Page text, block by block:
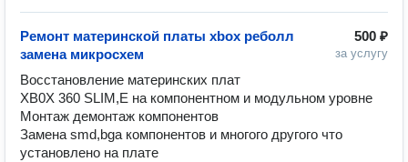
500 ₽
за услугу
Ремонт материнской платы xbox реболл
замена микросхем
Восстановление материнских плат
XB0X 360 SLIM,E на компонентном и модульном уровне
Монтаж демонтаж компонентов
Замена smd,bga компонентов и многого другого что
установлено на плате